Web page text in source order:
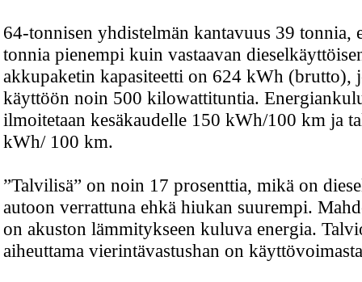
64-tonnisen yhdistelmän kantavuus 39 tonnia,
tonnia pienempi kuin vastaavan
akkupaketin kapasiteetti on 624 kWh (brutto),
käyttöön noin 500 kilowattituntia.
ilmoitetaan kesäkaudelle 150 kWh/100 km ja
kWh/ 100 km.
”Talvilisä” on noin 17 prosenttia, mikä on
autoon verrattuna ehkä hiukan suurempi.
on akuston lämmitykseen kuluva energia.
aiheuttama vierintävastushan on